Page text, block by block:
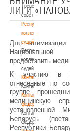
Тренерский
совет
Республиканская
коллегия
судей
Республиканская
коллегия
судей
Контакты
Контакты
Контакты
федерации
Контакты
федерации
ЛИГИ
Для
предоставить
К участию в
отнесенные по
группе,
медицинскую
установленной
Беларусь
Республики